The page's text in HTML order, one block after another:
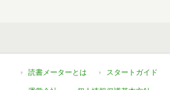
読書メーターとは スタートガイド